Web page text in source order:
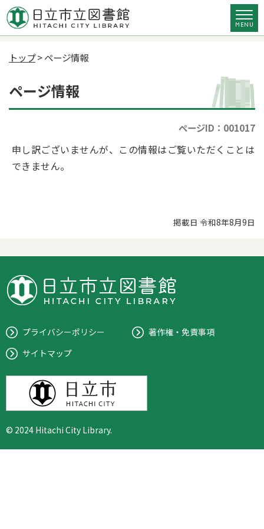
トップ> ページ情報
ページ情報
ページID：001017
申し訳ございませんが、この情報はご覧いただくことは
できません。
掲載日 令和8年8月9日
プライバシーポリシー
著作権・免責事項
サイトマップ
© 2024 Hitachi City Library.